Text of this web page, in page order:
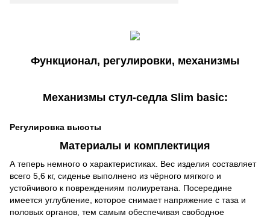
Функционал, регулировки, механизмы
Механизмы стул-седла Slim basic:
Регулировка высоты
Материалы и комплектиция
А теперь немного о характеристиках. Вес изделия составляет
всего 5,6 кг, сиденье выполнено из чёрного мягкого и
устойчивого к повреждениям полиуретана. Посередине
имеется углубление, которое снимает напряжение с таза и
половых органов, тем самым обеспечивая свободное